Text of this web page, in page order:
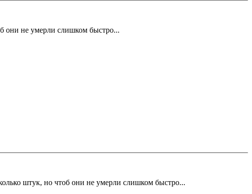
они не умерли слишком быстро...
штук, но чтоб они не умерли слишком быстро...